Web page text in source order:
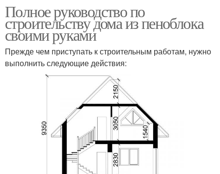
Полное руководство по
строительству дома из пеноблока
своими руками
Прежде чем приступать к строительным работам, нужно
выполнить следующие действия: